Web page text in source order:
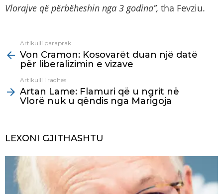
Vlorajve që përbëheshin nga 3 godina”, tha Fevziu.
more
Artikulli paraprak
Von Cramon: Kosovarët duan një datë
për liberalizimin e vizave
Artikulli i radhës
Artan Lame: Flamuri që u ngrit në
Vlorë nuk u qëndis nga Marigoja
LEXONI GJITHASHTU